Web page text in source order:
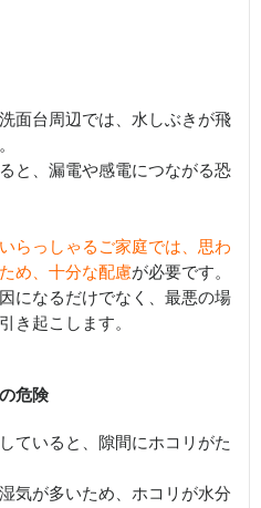
面台周辺では、水しぶきが飛
と、漏電や感電につながる恐
らっしゃるご家庭では、思わ
め、十分な配慮が必要です。
になるだけでなく、最悪の場
き起こします。
危険
ていると、隙間にホコリがた
気が多いため、ホコリが水分